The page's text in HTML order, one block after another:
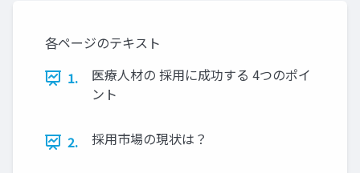
各ページのテキスト
1.
医療人材の 採用に成功する 4つのポイ
ント
2. 採用市場の現状は？